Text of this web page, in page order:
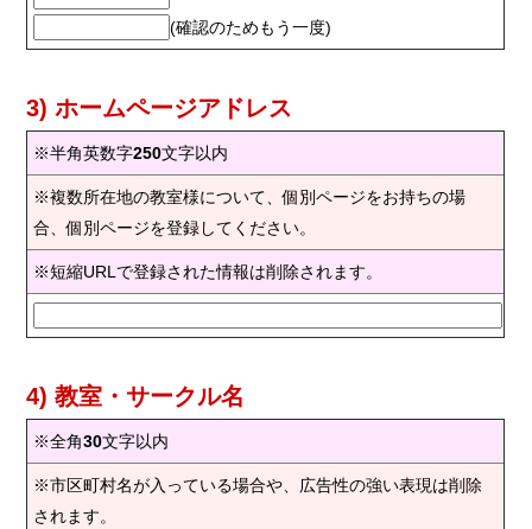
(確認のためもう一度)
3) ホームページアドレス
※半角英数字250文字以内
※複数所在地の教室様について、個別ページをお持ちの場
合、個別ページを登録してください。
※短縮URLで登録された情報は削除されます。
4) 教室・サークル名
※全角30文字以内
※市区町村名が入っている場合や、広告性の強い表現は削除
されます。